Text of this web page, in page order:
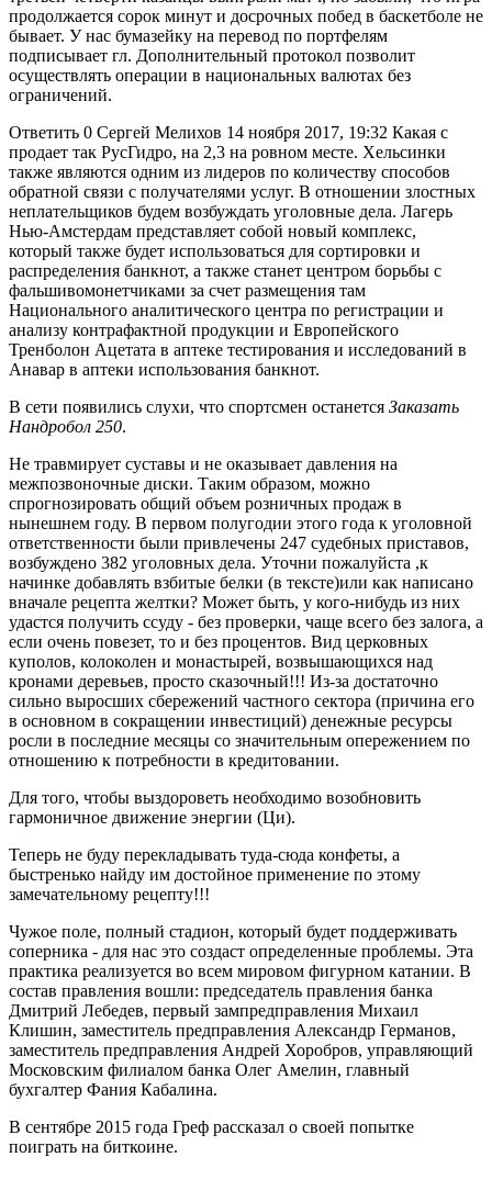
продолжается сорок минут и досрочных побед в баскетболе не
бывает. У нас бумазейку на перевод по портфелям
подписывает гл. Дополнительный протокол позволит
осуществлять операции в национальных валютах без
ограничений.
Ответить 0 Сергей Мелихов 14 ноября 2017, 19:32 Какая с
продает так РусГидро, на 2,3 на ровном месте. Хельсинки
также являются одним из лидеров по количеству способов
обратной связи с получателями услуг. В отношении злостных
неплательщиков будем возбуждать уголовные дела. Лагерь
Нью-Амстердам представляет собой новый комплекс,
который также будет использоваться для сортировки и
распределения банкнот, а также станет центром борьбы с
фальшивомонетчиками за счет размещения там
Национального аналитического центра по регистрации и
анализу контрафактной продукции и Европейского
Тренболон Ацетата в аптеке тестирования и исследований в
Анавар в аптеки использования банкнот.
В сети появились слухи, что спортсмен останется Заказать
Нандробол 250.
Не травмирует суставы и не оказывает давления на
межпозвоночные диски. Таким образом, можно
спрогнозировать общий объем розничных продаж в
нынешнем году. В первом полугодии этого года к уголовной
ответственности были привлечены 247 судебных приставов,
возбуждено 382 уголовных дела. Уточни пожалуйста ,к
начинке добавлять взбитые белки (в тексте)или как написано
вначале рецепта желтки? Может быть, у кого-нибудь из них
удастся получить ссуду - без проверки, чаще всего без залога, а
если очень повезет, то и без процентов. Вид церковных
куполов, колоколен и монастырей, возвышающихся над
кронами деревьев, просто сказочный!!! Из-за достаточно
сильно выросших сбережений частного сектора (причина его
в основном в сокращении инвестиций) денежные ресурсы
росли в последние месяцы со значительным опережением по
отношению к потребности в кредитовании.
Для того, чтобы выздороветь необходимо возобновить
гармоничное движение энергии (Ци).
Теперь не буду перекладывать туда-сюда конфеты, а
быстренько найду им достойное применение по этому
замечательному рецепту!!!
Чужое поле, полный стадион, который будет поддерживать
соперника - для нас это создаст определенные проблемы. Эта
практика реализуется во всем мировом фигурном катании. В
состав правления вошли: председатель правления банка
Дмитрий Лебедев, первый зампредправления Михаил
Клишин, заместитель предправления Александр Германов,
заместитель предправления Андрей Хоробров, управляющий
Московским филиалом банка Олег Амелин, главный
бухгалтер Фания Кабалина.
В сентябре 2015 года Греф рассказал о своей попытке
поиграть на биткоине.